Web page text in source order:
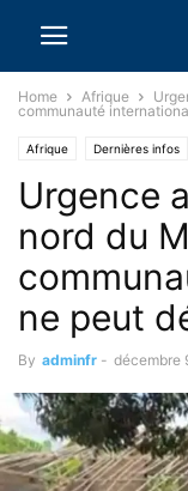
Home Afrique
communauté
Afrique Dernières infos
Urgence
nord du
ne peut
By adminfr - décembre